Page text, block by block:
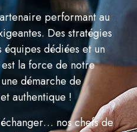
performant au
Des stratégies
dédiées et un
est la force de notre
démarche de
authentique !
nos chefs de